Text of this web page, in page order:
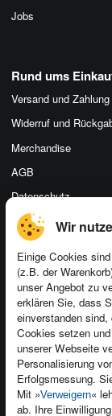
Wir
Einige Cookies
(z.B. der
unser Angebot zu
erklären Sie, dass
einverstanden
Cookies setzen
unserer Webseite
Personalisierung
Erfolgsmessung.
Mit »Verweigern«
ab. Ihre
Jobs
Kontakt
Newsletter
Für Unternehmen
Presseservice
Dozentenservice
Rund ums
Versand und Zahlung
Widerruf und
Merchandise
AGB
Datenschutz